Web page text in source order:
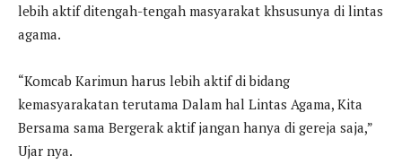
lebih aktif ditengah-tengah masyarakat khsusunya di lintas
agama.
“Komcab Karimun harus lebih aktif di bidang
kemasyarakatan terutama Dalam hal Lintas Agama, Kita
Bersama sama Bergerak aktif jangan hanya di gereja saja,”
Ujar nya.